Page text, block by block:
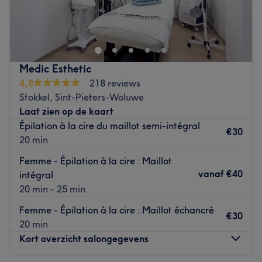
onglerie et massage.
Les marques et produits utilisés : Dermalogica et Yumi
Go to venue
Blush Beauty Room est un salon de beauté spécialisé
dans les soins du visage et l'analyse de la peau à Rhode-
Saint-Genèse. Natalia, esthéticienne diplômée et
passionnée, adapte chaque soin en fonction de votre
type de peau pour vous apporter un soin personnalisé et
sur-mesure qui répond vraiment aux besoins de votre
peau. Vous profiterez de cette pause bien-être dans un
univers chaleureux dédié à la beauté de la femme.
NB : Les règlements sur place devront être effectués en
espèces uniquement.
Go to venue
Medic Esthetic
4,8
218 reviews
Stokkel, Sint-Pieters-Woluwe
Laat zien op de kaart
Épilation à la cire du maillot semi-intégral
20 min
€30
Femme - Épilation à la cire : Maillot
intégral
20 min - 25 min
vanaf €40
Femme - Épilation à la cire : Maillot échancré
20 min
€30
Kort overzicht salongegevens